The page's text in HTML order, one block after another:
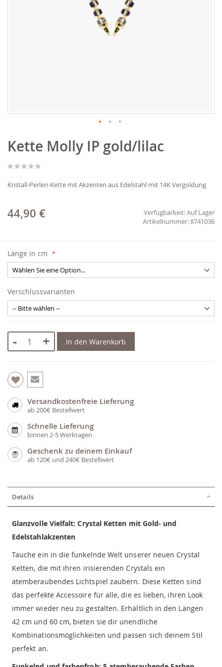
Anfang
der
springen
Kette Molly IP gold/lilac
Kristall-Perlen-Kette mit Akzenten aus Edelstahl mit 14K Vergoldung
44,90 € Verfügbarkeit:Auf Lager
8741036
Länge in cm
Verschlussvarianten
- + In den Warenkorb
Versandkostenfreie Lieferung
ab 200€ Bestellwert
Schnelle Lieferung
binnen 2-5 Werktagen
Geschenk zu deinem Einkauf
ab 120€ und 240€ Bestellwert
Details
Glanzvolle Vielfalt: Crystal Ketten mit Gold- und
Edelstahlakzenten
Tauche ein in die funkelnde Welt unserer neuen Crystal
Ketten, die mit ihren irisierenden Crystals ein
atemberaubendes Lichtspiel zaubern. Diese Ketten sind
das perfekte Accessoire für alle, die es lieben, ihren Look
immer wieder neu zu gestalten. Erhältlich in den Längen
42 cm und 60 cm, bieten sie dir unendliche
Kombinationsmöglichkeiten und passen sich deinem Stil
perfekt an.